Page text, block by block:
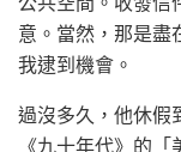
意。當然，那是盡
我逮到機會。
過沒多久，他休假
《九十年代》的